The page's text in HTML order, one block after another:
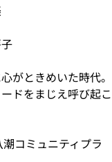
がときめいた時代。
ドをまじえ呼び起こ
コミュニティプラ